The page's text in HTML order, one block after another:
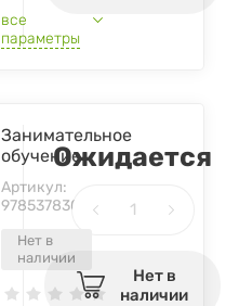
все
параметры
Нет в
наличии
Занимательное
обучение
Артикул:
9785378300792
Ожидается
Нет в
наличии